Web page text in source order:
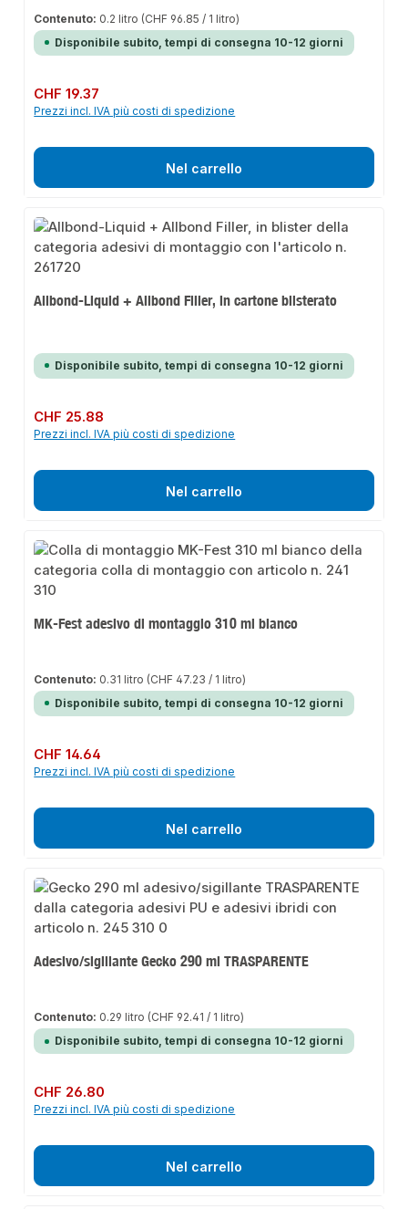
Contenuto: 0.2 litro (CHF 96.85 / 1 litro)
Disponibile subito, tempi di consegna 10-12 giorni
Prezzo normale:
CHF 19.37
Prezzi incl. IVA più costi di spedizione
Nel carrello
Allbond-Liquid + Allbond Filler, in cartone blisterato
Disponibile subito, tempi di consegna 10-12 giorni
Prezzo normale:
CHF 25.88
Prezzi incl. IVA più costi di spedizione
Nel carrello
MK-Fest adesivo di montaggio 310 ml bianco
Contenuto: 0.31 litro (CHF 47.23 / 1 litro)
Disponibile subito, tempi di consegna 10-12 giorni
Prezzo normale:
CHF 14.64
Prezzi incl. IVA più costi di spedizione
Nel carrello
Adesivo/sigillante Gecko 290 ml TRASPARENTE
Contenuto: 0.29 litro (CHF 92.41 / 1 litro)
Disponibile subito, tempi di consegna 10-12 giorni
Prezzo normale:
CHF 26.80
Prezzi incl. IVA più costi di spedizione
Nel carrello